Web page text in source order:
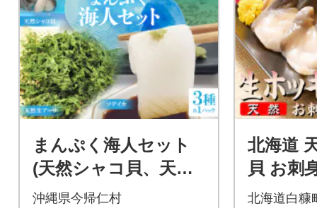
まんぷく海人セット
(天然シャコ貝、天然
生アーサ、ソデイカ)
沖縄県今帰仁村
北海道
貝 お刺
～2人前
北海道白糠